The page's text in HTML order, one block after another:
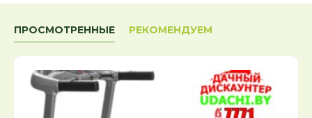
ПРОСМОТРЕННЫЕ РЕКОМЕНДУЕМ